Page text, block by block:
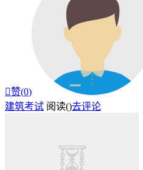
赞(0)
建筑考试 阅读()去评论